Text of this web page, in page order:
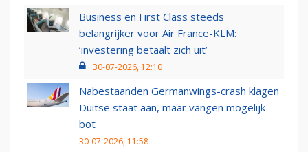
Business en First Class steeds
belangrijker voor Air France-KLM:
‘investering betaalt zich uit’
30-07-2026, 12:10
Nabestaanden Germanwings-crash klagen
Duitse staat aan, maar vangen mogelijk
bot
30-07-2026, 11:58